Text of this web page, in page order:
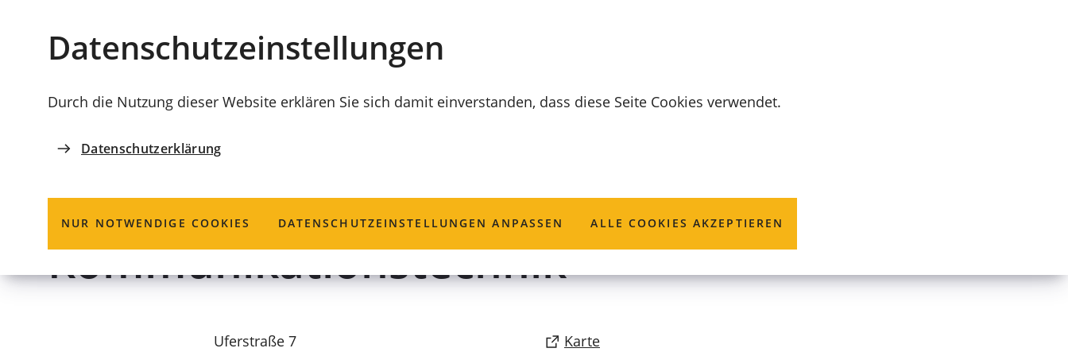
Datenschutz­einstellungen
Durch die Nutzung dieser Website erklären Sie sich damit einverstanden, dass diese Seite Cookies verwendet.
Datenschutzerklärung
NUR NOTWENDIGE COOKIES DATENSCHUTZ­EINSTELLUNGEN ANPASSEN ALLE COOKIES AKZEPTIEREN
Coburg
REFERAT 4 - RESSOURCENREFERAT
Amt für Informations- und
Kommunikationstechnik
Uferstraße 7
Karte
(Öffnet